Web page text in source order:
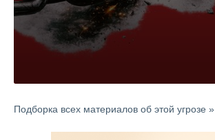
Подборка всех материалов об этой угрозе »